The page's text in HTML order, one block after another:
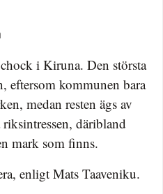
i Kiruna. Den största
eftersom kommunen bara
medan resten ägs av
däribland
mark som finns.
enligt Mats Taaveniku.